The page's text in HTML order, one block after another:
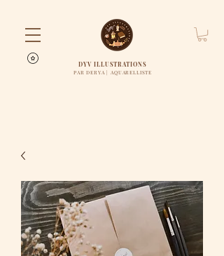
DYV ILLUSTRATIONS
PAR DERYA | AQUARELLISTE